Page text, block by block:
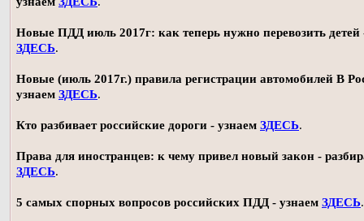
Новые ПДД июль 2017г: как теперь нужно перевозить детей
ЗДЕСЬ.
Новые (июль 2017г.) правила регистрации автомобилей В
узнаем ЗДЕСЬ.
Кто разбивает российские дороги - узнаем ЗДЕСЬ.
Права для иностранцев: к чему привел новый закон -
ЗДЕСЬ.
5 самых спорных вопросов российских ПДД - узнаем ЗДЕСЬ.